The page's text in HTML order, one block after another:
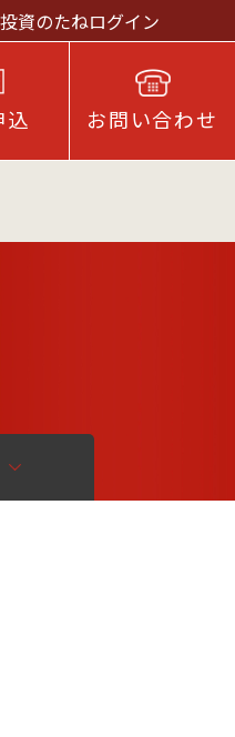
投資のたねログイン
込 お問い合わせ